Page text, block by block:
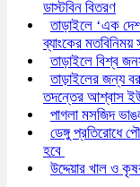
ডাস্টবিন বিতরণ
তাড়াইলে ‘এক
ব্যাংকের মতবিনিময়
তাড়াইলে বিশ্ব
তাড়াইলের জন্য
তদন্তের আশ্বাস
পাগলা মসজিদ
ডেঙ্গু প্রতিরোধে
হবে
উদ্দেয়ার খাল ও